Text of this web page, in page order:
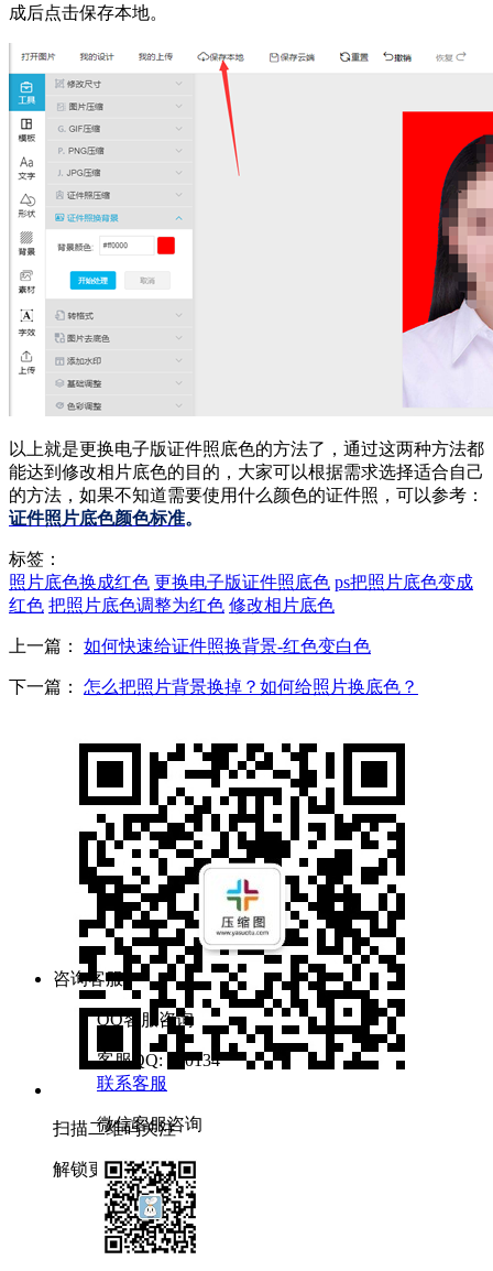
成后点击保存本地。
以上就是更换电子版证件照底色的方法了，通过这两种方法都
能达到修改相片底色的目的，大家可以根据需求选择适合自己
的方法，如果不知道需要使用什么颜色的证件照，可以参考：
证件照片底色颜色标准。
标签：
照片底色换成红色 更换电子版证件照底色 ps把照片底色变成
红色 把照片底色调整为红色 修改相片底色
上一篇： 如何快速给证件照换背景-红色变白色
下一篇： 怎么把照片背景换掉？如何给照片换底色？
扫描二维码关注
解锁更多压缩功能
咨询客服
QQ客服咨询
客服QQ: 900134
联系客服
微信客服咨询